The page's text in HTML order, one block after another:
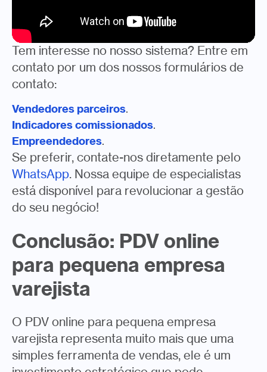
Tem interesse no nosso sistema? Entre em
contato por um dos nossos formulários de
contato:
Vendedores parceiros.
Indicadores comissionados.
Empreendedores.
Se preferir, contate-nos diretamente pelo
WhatsApp. Nossa equipe de especialistas
está disponível para revolucionar a gestão
do seu negócio!
Conclusão: PDV online
para pequena empresa
varejista
O PDV online para pequena empresa
varejista representa muito mais que uma
simples ferramenta de vendas, ele é um